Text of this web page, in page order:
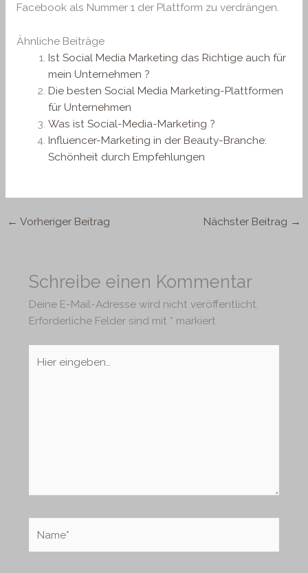
Facebook als Nummer 1 der Plattform zu verdrängen.
Ähnliche Beiträge
Ist Social Media Marketing das Richtige auch für
mein Unternehmen ?
Die besten Social Media Marketing-Plattformen
für Unternehmen
Was ist Social-Media-Marketing ?
Influencer-Marketing in der Beauty-Branche:
Schönheit durch Empfehlungen
← Vorheriger Beitrag Nächster Beitrag →
Schreibe einen Kommentar
Deine E-Mail-Adresse wird nicht veröffentlicht.
Erforderliche Felder sind mit * markiert
eingeben…